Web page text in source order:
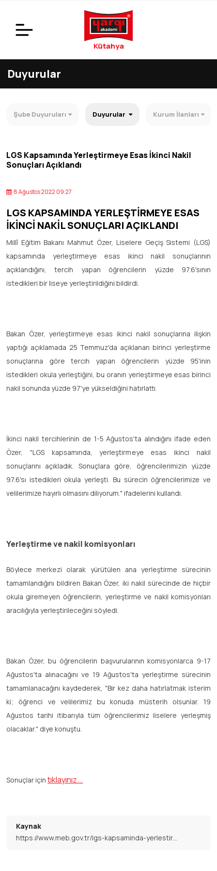
Kütahya
Duyurular
Şube Duyuruları Duyurular Kurum İlanları
LGS Kapsamında Yerleştirmeye Esas İkinci Nakil
Sonuçları Açıklandı
8 Ağustos 2022 09:27
LGS KAPSAMINDA YERLEŞTİRMEYE ESAS
İKİNCİ NAKİL SONUÇLARI AÇIKLANDI
Millî Eğitim Bakanı Mahmut Özer, Liselere Geçiş Sistemi (LGS)
kapsamında yerleştirmeye esas ikinci nakil sonuçlarının
açıklandığını, tercih yapan öğrencilerin yüzde 97.6'sının
istedikleri bir liseye yerleştirildiğini bildirdi.
Bakan Özer, yerleştirmeye esas ikinci nakil sonuçlarına ilişkin
yaptığı açıklamada 25 Temmuz'da açıklanan birinci yerleştirme
sonuçlarına göre tercih yapan öğrencilerin yüzde 95'inin
istedikleri okula yerleştiğini, bu oranın yerleştirmeye esas birinci
nakil sonunda yüzde 97'ye yükseldiğini hatırlattı.
İkinci nakil tercihlerinin de 1-5 Ağustos'ta alındığını ifade eden
Özer, "LGS kapsamında, yerleştirmeye esas ikinci nakil
sonuçlarını açıkladık. Sonuçlara göre, öğrencilerimizin yüzde
97.6'sı istedikleri okula yerleşti. Bu sürecin öğrencilerimize ve
velilerimize hayırlı olmasını diliyorum." ifadelerini kullandı.
Yerleştirme ve nakil komisyonları
Böylece merkezi olarak yürütülen ana yerleştirme sürecinin
tamamlandığını bildiren Bakan Özer, iki nakil sürecinde de hiçbir
okula giremeyen öğrencilerin, yerleştirme ve nakil komisyonları
aracılığıyla yerleştirileceğini söyledi.
Bakan Özer, bu öğrencilerin başvurularının komisyonlarca 9-17
Ağustos'ta alınacağını ve 19 Ağustos'ta yerleştirme sürecinin
tamamlanacağını kaydederek, "Bir kez daha hatırlatmak isterim
ki; öğrenci ve velilerimiz bu konuda müsterih olsunlar. 19
Ağustos tarihi itibarıyla tüm öğrencilerimiz liselere yerleşmiş
olacaklar." diye konuştu.
Sonuçlar için tıklayınız...
Kaynak
https://www.meb.gov.tr/lgs-kapsaminda-yerlestirmeye-esas-ikinci-nakil-sonuclari-aciklandi/haber/27213/tr